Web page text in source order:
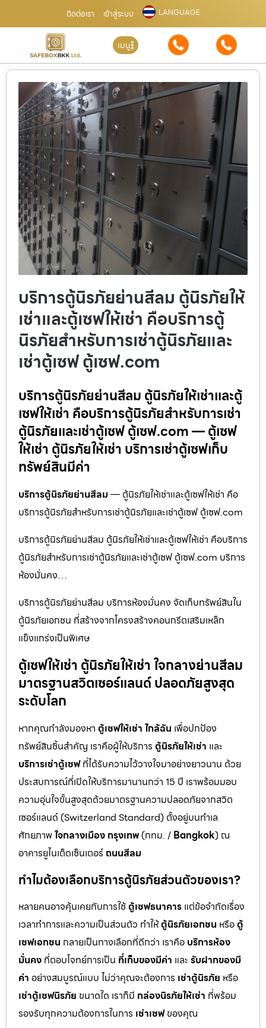
ติดต่อเรา เข้าสู่ระบบ LANGUAGE
เมนู
บริการตู้นิรภัยย่านสีลม ตู้นิรภัยให้
เช่าและตู้เซฟให้เช่า คือบริการตู้
นิรภัยสำหรับการเช่าตู้นิรภัยและ
เช่าตู้เซฟ ตู้เซฟ.com
บริการตู้นิรภัยย่านสีลม ตู้นิรภัยให้เช่าและตู้
เซฟให้เช่า คือบริการตู้นิรภัยสำหรับการเช่า
ตู้นิรภัยและเช่าตู้เซฟ ตู้เซฟ.com — ตู้เซฟ
ให้เช่า ตู้นิรภัยให้เช่า บริการเช่าตู้เซฟเก็บ
ทรัพย์สินมีค่า
บริการตู้นิรภัยย่านสีลม— ตู้นิรภัยให้เช่าและตู้เซฟให้เช่า คือ
บริการตู้นิรภัยสำหรับการเช่าตู้นิรภัยและเช่าตู้เซฟ ตู้เซฟ.com
บริการตู้นิรภัยย่านสีลม ตู้นิรภัยให้เช่าและตู้เซฟให้เช่า คือบริการ
ตู้นิรภัยสำหรับการเช่าตู้นิรภัยและเช่าตู้เซฟ ตู้เซฟ.com บริการ
ห้องมั่นคง…
บริการตู้นิรภัยย่านสีลม บริการห้องมั่นคง จัดเก็บทรัพย์สินใน
ตู้นิรภัยเอกชน ที่สร้างจากโครงสร้างคอนกรีตเสริมเหล็ก
แข็งแกร่งเป็นพิเศษ
ตู้เซฟให้เช่า ตู้นิรภัยให้เช่า ใจกลางย่านสีลม
มาตรฐานสวิตเซอร์แลนด์ ปลอดภัยสูงสุด
ระดับโลก
หากคุณกำลังมองหา ตู้เซฟให้เช่า ใกล้ฉัน เพื่อปกป้อง
ทรัพย์สินชิ้นสำคัญ เราคือผู้ให้บริการ ตู้นิรภัยให้เช่า และ
บริการเช่าตู้เซฟที่ได้รับความไว้วางใจมาอย่างยาวนาน ด้วย
ประสบการณ์ที่เปิดให้บริการมานานกว่า 15 ปี เราพร้อมมอบ
ความอุ่นใจขั้นสูงสุดด้วยมาตรฐานความปลอดภัยจากสวิต
เซอร์แลนด์ (Switzerland Standard) ตั้งอยู่บนทำเล
ศักยภาพใจกลางเมือง กรุงเทพ(กทม. / Bangkok) ณ
อาคารยูไนเต็ดเซ็นเตอร์ ถนนสีลม
ทำไมต้องเลือกบริการตู้นิรภัยส่วนตัวของเรา?
หลายคนอาจคุ้นเคยกับการใช้ ตู้เซฟธนาคาร แต่ข้อจำกัดเรื่อง
เวลาทำการและความเป็นส่วนตัว ทำให้ตู้นิรภัยเอกชน หรือ ตู้
เซฟเอกชน กลายเป็นทางเลือกที่ดีกว่า เราคือ บริการห้อง
มั่นคง ที่ตอบโจทย์การเป็น ที่เก็บของมีค่า และ รับฝากของมี
ค่า อย่างสมบูรณ์แบบ ไม่ว่าคุณจะต้องการ เช่าตู้นิรภัย หรือ
เช่าตู้เซฟนิรภัย ขนาดใด เราก็มี กล่องนิรภัยให้เช่า ที่พร้อม
รองรับทุกความต้องการในการ เช่าเซฟของคุณ